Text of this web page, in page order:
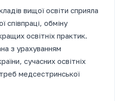
вищої освіти сприяла
співпраці, обміну
освітніх практик.
з урахуванням
сучасних освітніх
медсестринської